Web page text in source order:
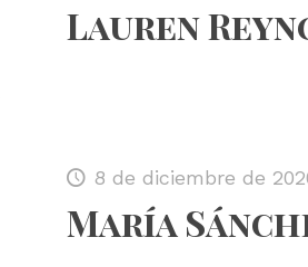
Lauren
8 de diciembre de
María